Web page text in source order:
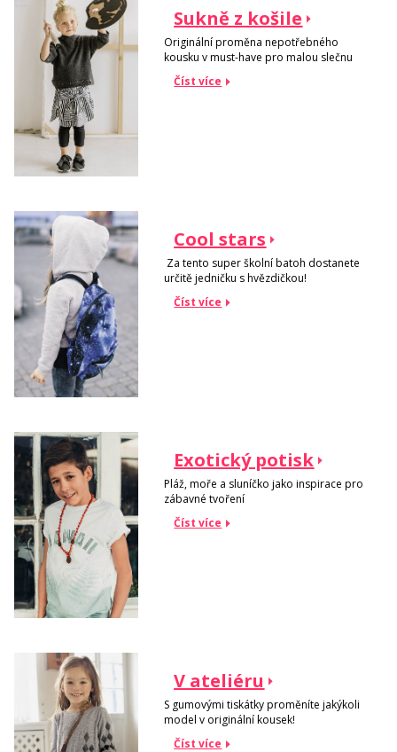
Sukně z košile
Originální proměna nepotřebného
kousku v must-have pro malou slečnu
Číst více
Cool stars
Za tento super školní batoh dostanete
určitě jedničku s hvězdičkou!
Číst více
Exotický potisk
Pláž, moře a sluníčko jako inspirace pro
zábavné tvoření
Číst více
V ateliéru
S gumovými tiskátky proměníte jakýkoli
model v originální kousek!
Číst více